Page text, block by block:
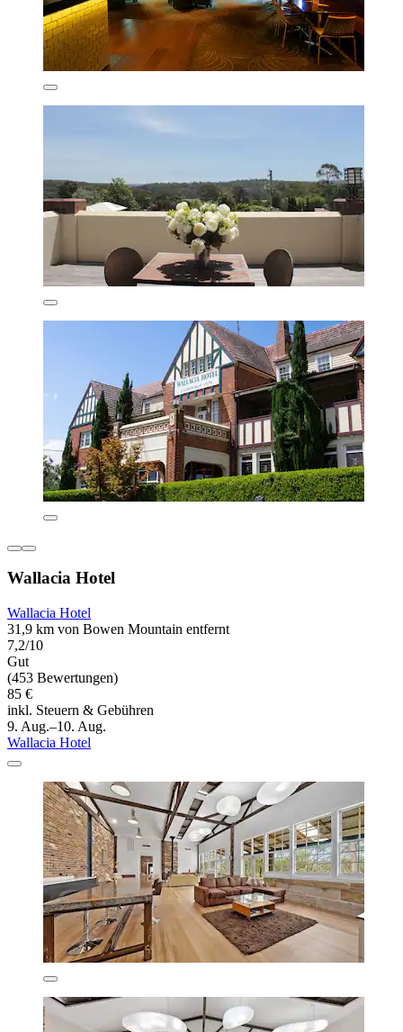
Wallacia Hotel
Wallacia Hotel
31,9 km von Bowen Mountain entfernt
7,2/10
Gut
(453 Bewertungen)
85 €
inkl. Steuern & Gebühren
9. Aug.–10. Aug.
Wallacia Hotel